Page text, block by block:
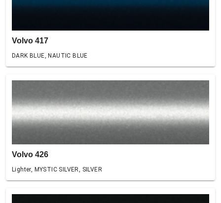
Volvo 417
DARK BLUE, NAUTIC BLUE
Volvo 426
Lighter, MYSTIC SILVER, SILVER